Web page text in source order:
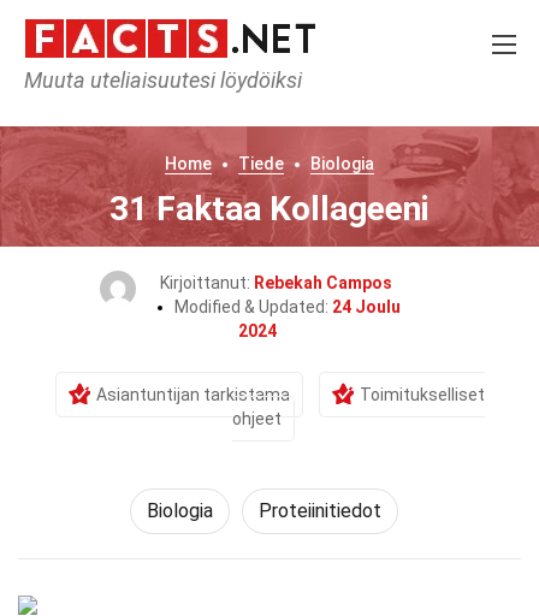
Muuta uteliaisuutesi löydöiksi
Home Tiede Biologia
31 Faktaa Kollageeni
Kirjoittanut: Rebekah Campos
Modified & Updated: 24 Joulu
2024
Asiantuntijan tarkistama
Toimitukselliset
ohjeet
Biologia Proteiinitiedot